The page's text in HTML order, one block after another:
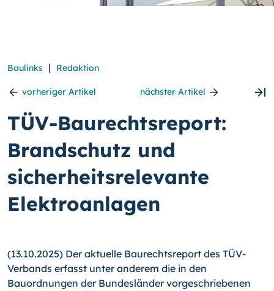
Baulinks | Redaktion
vorheriger Artikel nächster Artikel
TÜV-Baurechtsreport:
Brandschutz und
sicherheitsrelevante
Elektroanlagen
(13.10.2025) Der aktuelle Baurechtsreport des TÜV-
Verbands erfasst unter anderem die in den
Bauordnungen der Bundesländer vorgeschriebenen